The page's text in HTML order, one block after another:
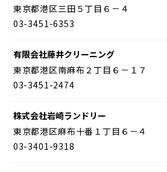
東京都港区三田５丁目６－４
03-3451-6353
有限会社藤井クリーニング
東京都港区南麻布２丁目６－１７
03-3451-2474
株式会社岩崎ランドリー
東京都港区麻布十番１丁目６－４
03-3401-9318